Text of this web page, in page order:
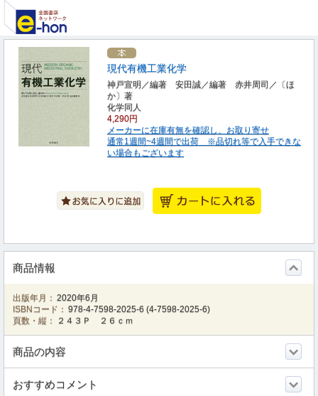
現代有機工業化学
神戸宣明／編著 安田誠／編著 赤井周司／〔ほ
か〕著
化学同人
4,290円
メーカーに在庫有無を確認し、お取り寄せ
通常1週間~4週間で出荷 ※品切れ等で入手できな
い場合もございます
商品情報
出版年月： 2020年6月
ISBNコード： 978-4-7598-2025-6 (4-7598-2025-6)
頁数・縦：
２４３Ｐ ２６ｃｍ
商品の内容
おすすめコメント